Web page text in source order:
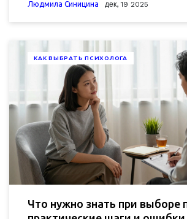
Людмила Синицина дек, 19 2025
КАК ВЫБРАТЬ ПСИХОЛОГА
Что нужно знать при выборе